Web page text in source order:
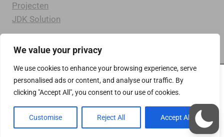
We value your privacy
We use cookies to enhance your browsing experience, serve
personalised ads or content, and analyse our traffic. By
clicking "Accept All", you consent to our use of cookies.
Customise Reject All Accept All
Projecten
JDK Solution
© 2026 www.thegreensolution.nl - Alle
Rechten VoorbehoudenPrivacyverklaring